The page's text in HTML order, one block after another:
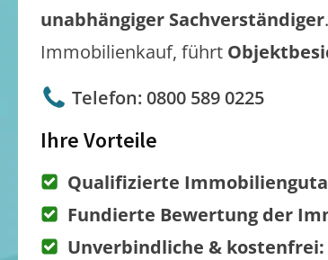
unabhängiger Sachverständiger
Immobilienkauf, führt
Telefon: 0800 589 0225
Ihre Vorteile
Qualifizierte
Fundierte Bewertung der
Unverbindliche & kostenfrei: